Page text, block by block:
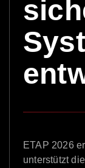
ETAP 2026
unterstützt